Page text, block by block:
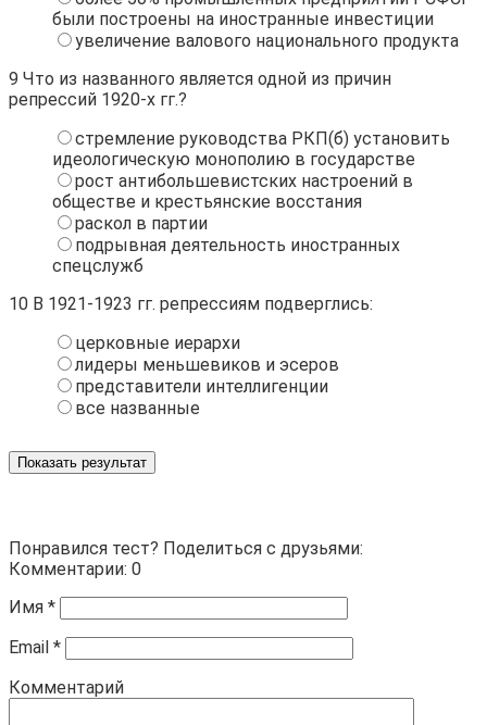
были построены на иностранные инвестиции
увеличение валового национального продукта
9 Что из названного является одной из причин
репрессий 1920-х гг.?
стремление руководства РКП(б) установить
идеологическую монополию в государстве
рост антибольшевистских настроений в
обществе и крестьянские восстания
раскол в партии
подрывная деятельность иностранных
спецслужб
10 В 1921-1923 гг. репрессиям подверглись:
церковные иерархи
лидеры меньшевиков и эсеров
представители интеллигенции
все названные
Показать результат
Понравился тест? Поделиться с друзьями:
Комментарии: 0
Имя *
Email *
Комментарий